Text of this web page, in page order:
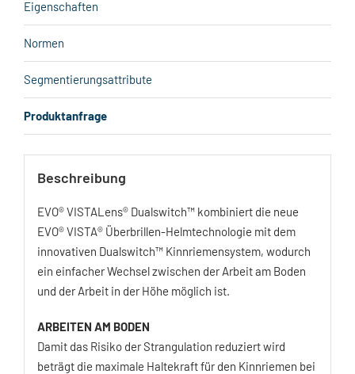
Eigenschaften
Normen
Segmentierungsattribute
Produktanfrage
Beschreibung
EVO® VISTALens® Dualswitch™ kombiniert die neue
EVO® VISTA® Überbrillen-Helmtechnologie mit dem
innovativen Dualswitch™ Kinnriemensystem, wodurch
ein einfacher Wechsel zwischen der Arbeit am Boden
und der Arbeit in der Höhe möglich ist.
ARBEITEN AM BODEN
Damit das Risiko der Strangulation reduziert wird
beträgt die maximale Haltekraft für den Kinnriemen bei